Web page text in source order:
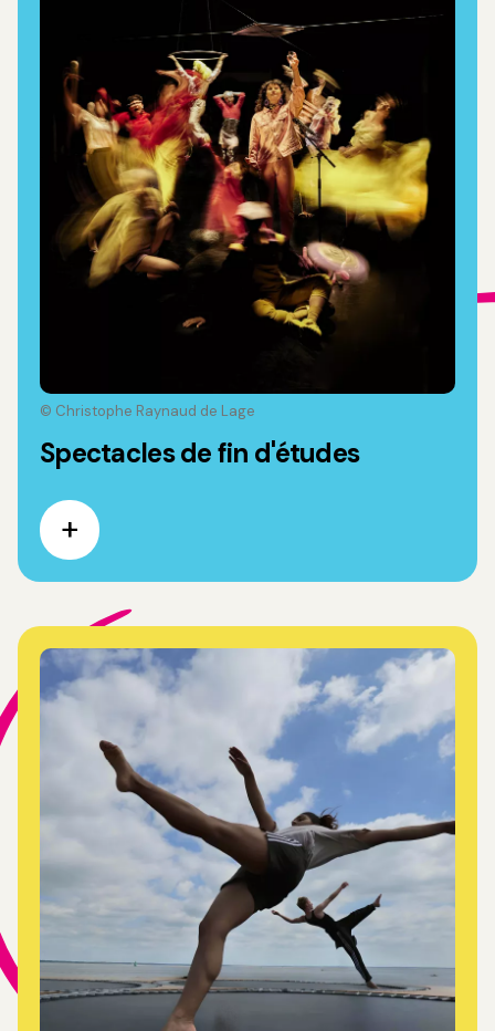
© Christophe Raynaud de Lage
Spectacles de fin d'études